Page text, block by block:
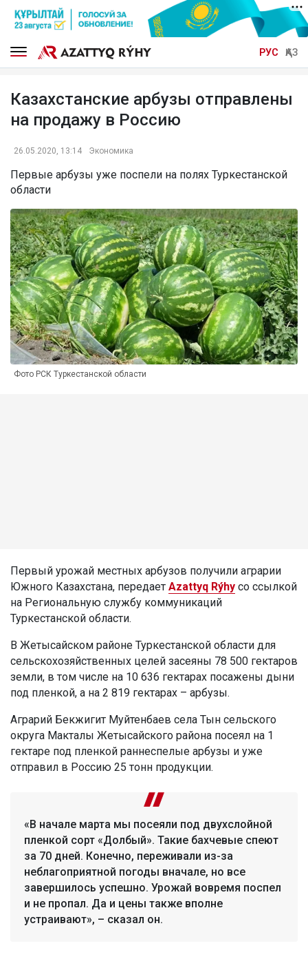
РУС ҚАЗ
Казахстанские арбузы отправлены
на продажу в Россию
26.05.2020, 13:14 Экономика
Первые арбузы уже поспели на полях Туркестанской
области
Фото РСК Туркестанской области
Первый урожай местных арбузов получили аграрии
Южного Казахстана, передает Azattyq Rýhy со ссылкой
на Региональную службу коммуникаций
Туркестанской области.
В Жетысайском районе Туркестанской области для
сельскохозяйственных целей засеяны 78 500 гектаров
земли, в том числе на 10 636 гектарах посажены дыни
под пленкой, а на 2 819 гектарах – арбузы.
Аграрий Бекжигит Муйтенбаев села Тын сельского
округа Макталы Жетысайского района посеял на 1
гектаре под пленкой раннеспелые арбузы и уже
отправил в Россию 25 тонн продукции.
«В начале марта мы посеяли под двухслойной
пленкой сорт «Долбый». Такие бахчевые спеют
за 70 дней. Конечно, переживали из-за
неблагоприятной погоды вначале, но все
завершилось успешно. Урожай вовремя поспел
и не пропал. Да и цены также вполне
устраивают», – сказал он.